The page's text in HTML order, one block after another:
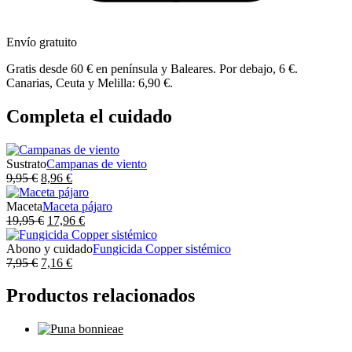
Envío gratuito
Gratis desde 60 € en península y Baleares. Por debajo, 6 €.
Canarias, Ceuta y Melilla: 6,90 €.
Completa el cuidado
SustratoCampanas de viento
9,95€ El
precio
original
era:
9,95 €.
8,96 €El
precio
actual
es:
8,96 €.
MacetaMaceta pájaro
19,95€ El
precio
original
era:
17,96 €El
precio
actual
Abono y cuidadoFungicida Copper sistémico
7,95€ El
original
era:
7,16 €El
actual
es:
Productos relacionados